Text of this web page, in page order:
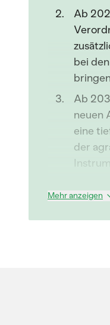
Ab
bei
bringen
Ab
neuen
eine
der
Mehr anzeigen